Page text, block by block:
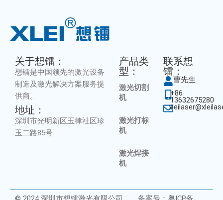
关于想镭：
想镭是中国领先的激光设备
制造及激光解决方案服务提
供商。
地址：
深圳市光明新区玉律社区珍
玉二路85号
产品类
型：
激光切割
机
激光打标
机
激光焊接
机
联系想
镭：
曹先生
+86
13632675280